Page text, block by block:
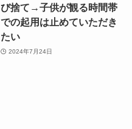
び捨て→子供が観る時間帯
での起用は止めていただき
たい
2024年7月24日